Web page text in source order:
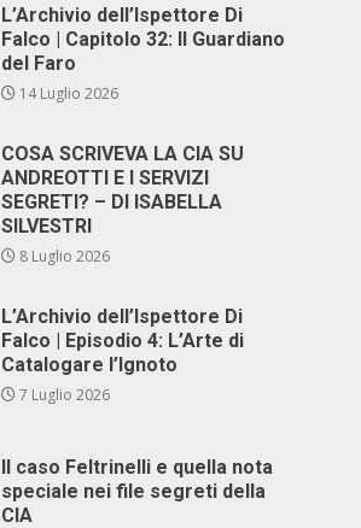
L’Archivio dell’Ispettore Di
Falco | Capitolo 32: Il Guardiano
del Faro
14 Luglio 2026
COSA SCRIVEVA LA CIA SU
ANDREOTTI E I SERVIZI
SEGRETI? – DI ISABELLA
SILVESTRI
8 Luglio 2026
L’Archivio dell’Ispettore Di
Falco | Episodio 4: L’Arte di
Catalogare l’Ignoto
7 Luglio 2026
Il caso Feltrinelli e quella nota
speciale nei file segreti della
CIA